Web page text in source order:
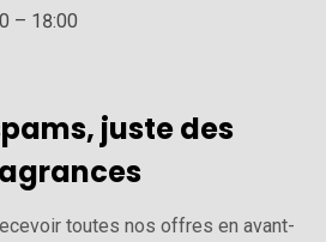
– 18:00
juste des
toutes nos offres en avant-